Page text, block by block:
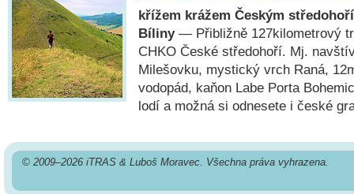
křížem krážem Českým
Bíliny— Přibližně 127kilometrový
CHKO České středohoří. Mj.
Milešovku, mystický vrch Raná,
vodopád, kaňon Labe Porta
lodí a možná si odnesete i české
© 2009–2026 iTRAS & Luboš Moravec. Všechna práva vyhrazena.